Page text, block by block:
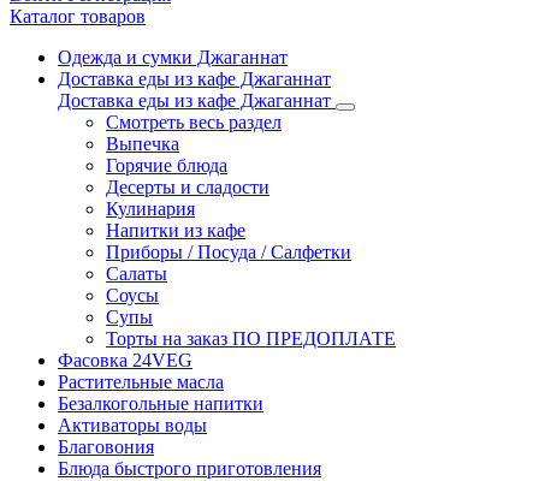
Каталог товаров
Одежда и сумки Джаганнат
Доставка еды из кафе Джаганнат
Доставка еды из кафе Джаганнат
Смотреть весь раздел
Выпечка
Горячие блюда
Десерты и сладости
Кулинария
Напитки из кафе
Приборы / Посуда / Салфетки
Салаты
Соусы
Супы
Торты на заказ ПО ПРЕДОПЛАТЕ
Фасовка 24VEG
Растительные масла
Безалкогольные напитки
Активаторы воды
Благовония
Блюда быстрого приготовления